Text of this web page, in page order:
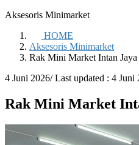
Aksesoris Minimarket
HOME
Aksesoris Minimarket
Rak Mini Market Intan Jaya
4 Juni 2026/ Last updated : 4 Juni
Rak Mini Market